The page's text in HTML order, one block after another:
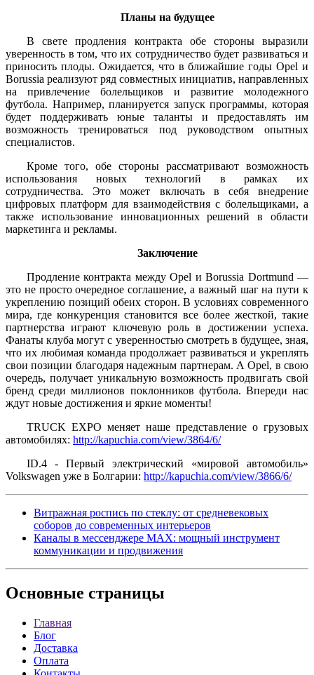
Планы на будущее
В свете продления контракта обе стороны выразили
уверенность в том, что их сотрудничество будет развиваться и
приносить плоды. Ожидается, что в ближайшие годы Opel и
Borussia реализуют ряд совместных инициатив, направленных
на привлечение болельщиков и развитие молодежного
футбола. Например, планируется запуск программы, которая
будет поддерживать юные таланты и предоставлять им
возможность тренироваться под руководством опытных
специалистов.
Кроме того, обе стороны рассматривают возможность
использования новых технологий в рамках их
сотрудничества. Это может включать в себя внедрение
цифровых платформ для взаимодействия с болельщиками, а
также использование инновационных решений в области
маркетинга и рекламы.
Заключение
Продление контракта между Opel и Borussia Dortmund —
это не просто очередное соглашение, а важный шаг на пути к
укреплению позиций обеих сторон. В условиях современного
мира, где конкуренция становится все более жесткой, такие
партнерства играют ключевую роль в достижении успеха.
Фанаты клуба могут с уверенностью смотреть в будущее, зная,
что их любимая команда продолжает развиваться и укреплять
свои позиции благодаря надежным партнерам. А Opel, в свою
очередь, получает уникальную возможность продвигать свой
бренд среди миллионов поклонников футбола. Впереди нас
ждут новые достижения и яркие моменты!
TRUCK EXPO меняет наше представление о грузовых
автомобилях: http://kapuchia.com/view/3864/6/
ID.4 - Первый электрический «мировой автомобиль»
Volkswagen уже в Болгарии: http://kapuchia.com/view/3866/6/
Витражная роспись по стеклу: от средневековых
соборов до современных интерьеров
Каналы в мессенджере MAX: мощный инструмент
коммуникации и продвижения
Основные страницы
Главная
Блог
Доставка
Оплата